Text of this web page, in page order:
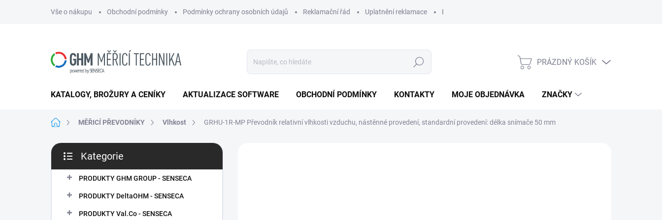
Vše o nákupu Obchodní podmínky Podmínky ochrany osobních údajů Reklamační řád Uplatnění reklamace Bezpečnostní informace
Hledat
NÁKUPNÍ
PRÁZDNÝ KOŠÍK
KATALOGY, BROŽURY A CENÍKY AKTUALIZACE SOFTWARE OBCHODNÍ PODMÍNKY KONTAKTY MOJE OBJEDNÁVKA ZNAČKY
Domů MĚŘICÍ PŘEVODNÍKY Vlhkost GRHU-1R-MP Převodník relativní vlhkosti vzduchu, nástěnné provedení, standardní provedení: délka snímače 50 mm
P
s
kategorie
Kategorie
PRODUKTY GHM GROUP - SENSECA
PRODUKTY DeltaOHM - SENSECA
PRODUKTY Val.Co - SENSECA